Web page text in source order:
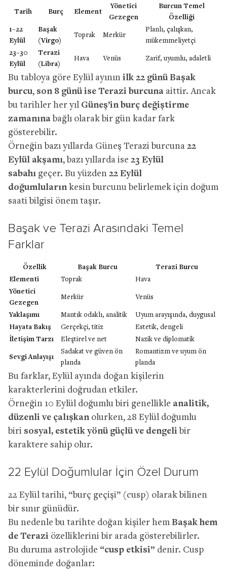
Tarih Burç Element
Yönetici
Gezegen
Burcun Temel
Özelliği
1–22
Eylül
Başak
(Virgo)
Toprak Merkür
Planlı, çalışkan,
mükemmeliyetçi
23–30
Eylül
Terazi
(Libra)
Hava Venüs Zarif, uyumlu, adaletli
Bu tabloya göre Eylül ayının ilk 22 günü Başak
burcu, son 8 günü ise Terazi burcuna aittir. Ancak
bu tarihler her yıl Güneş’in burç değiştirme
zamanına bağlı olarak bir gün kadar fark
gösterebilir.
Örneğin bazı yıllarda Güneş Terazi burcuna 22
Eylül akşamı, bazı yıllarda ise 23 Eylül
sabahı geçer. Bu yüzden 22 Eylül
doğumlularınkesin burcunu belirlemek için doğum
saati bilgisi önem taşır.
Başak ve Terazi Arasındaki Temel
Farklar
Özellik Başak Burcu
Terazi Burcu
Elementi
Toprak
Hava
Yönetici
Gezegen
Merkür Venüs
Yaklaşımı Mantık odaklı, analitik
Uyum arayışında, duygusal
Hayata Bakış
Gerçekçi, titiz
Estetik, dengeli
İletişim Tarzı
Eleştirel ve net Nazik ve diplomatik
Sevgi Anlayışı
Sadakat ve güven ön
planda
Romantizm ve uyum ön
planda
Bu farklar, Eylül ayında doğan kişilerin
karakterlerini doğrudan etkiler.
Örneğin 10 Eylül doğumlu biri genellikle analitik,
düzenli ve çalışkanolurken, 28 Eylül doğumlu
biri sosyal, estetik yönü güçlü ve dengeli bir
karaktere sahip olur.
22 Eylül Doğumlular İçin Özel Durum
22 Eylül tarihi, “burç geçişi” (cusp) olarak bilinen
bir sınır günüdür.
Bu nedenle bu tarihte doğan kişiler hem Başak hem
de Terazi özelliklerini bir arada gösterebilirler.
Bu duruma astrolojide “cusp etkisi” denir. Cusp
döneminde doğanlar: